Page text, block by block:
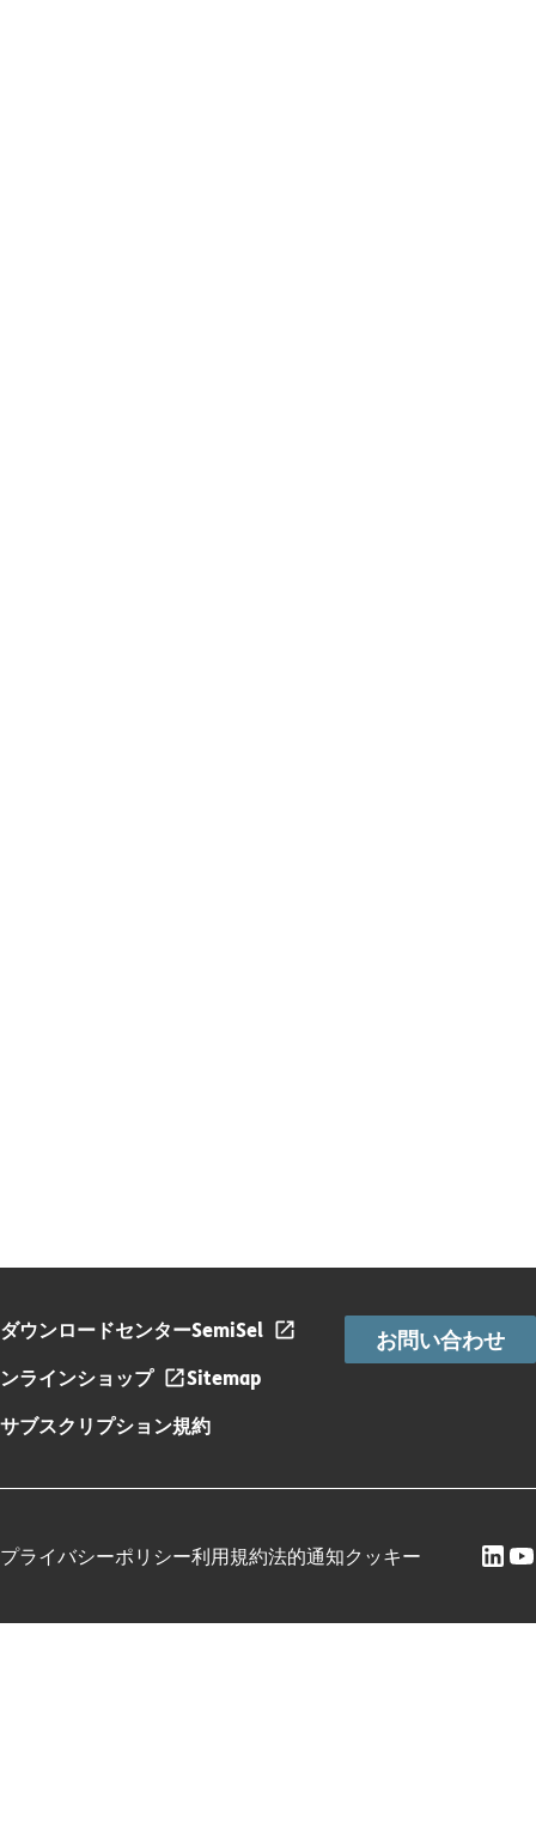
ダウンロードセンターSemiSel
ンラインショップ
Sitemap
サブスクリプション規約
お問い合わせ
プライバシーポリシー利用規約法的通知クッキー